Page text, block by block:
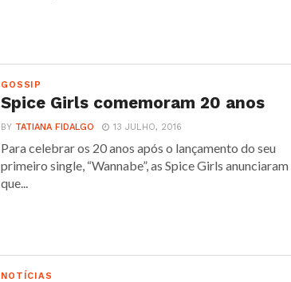
GOSSIP
Spice Girls comemoram 20 anos
BY TATIANA FIDALGO 13 JULHO, 2016
Para celebrar os 20 anos após o lançamento do seu
primeiro single, “Wannabe”, as Spice Girls anunciaram
que...
NOTÍCIAS